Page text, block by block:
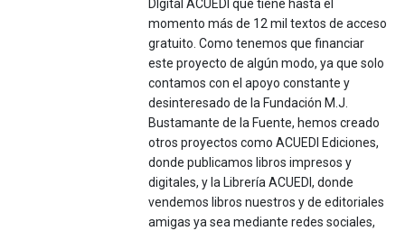
DIgital ACUEDI que tiene hasta el
momento más de 12 mil textos de acceso
gratuito. Como tenemos que financiar
este proyecto de algún modo, ya que solo
contamos con el apoyo constante y
desinteresado de la Fundación M.J.
Bustamante de la Fuente, hemos creado
otros proyectos como ACUEDI Ediciones,
donde publicamos libros impresos y
digitales, y la Librería ACUEDI, donde
vendemos libros nuestros y de editoriales
amigas ya sea mediante redes sociales,